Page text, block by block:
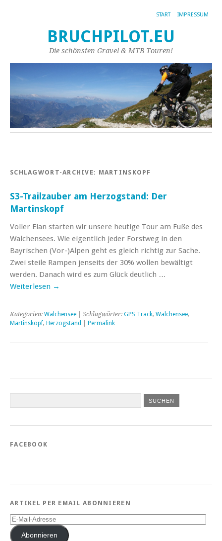
START IMPRESSUM
BRUCHPILOT.EU
Die schönsten Gravel & MTB Touren!
SCHLAGWORT-ARCHIVE: MARTINSKOPF
S3-Trailzauber am Herzogstand: Der
Martinskopf
Voller Elan starten wir unsere heutige Tour am Fuße des
Walchensees. Wie eigentlich jeder Forstweg in den
Bayrischen (Vor-)Alpen geht es gleich richtig zur Sache.
Zwei steile Rampen jenseits der 30% wollen bewältigt
werden. Danach wird es zum Glück deutlich …
Weiterlesen →
Kategorien: Walchensee | Schlagwörter: GPS Track, Walchensee,
Martinskopf, Herzogstand Permalink
FACEBOOK
ARTIKEL PER EMAIL ABONNIEREN
E-
Mail-
AdresseAbonnieren